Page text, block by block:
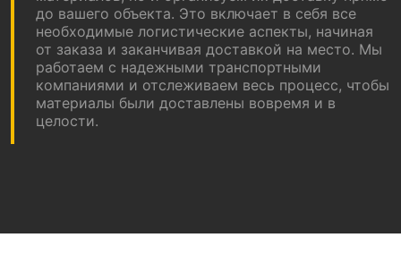
до вашего объекта. Это включает в себя все
необходимые логистические аспекты, начиная
от заказа и заканчивая доставкой на место. Мы
работаем с надежными транспортными
компаниями и отслеживаем весь процесс, чтобы
материалы были доставлены вовремя и в
целости.